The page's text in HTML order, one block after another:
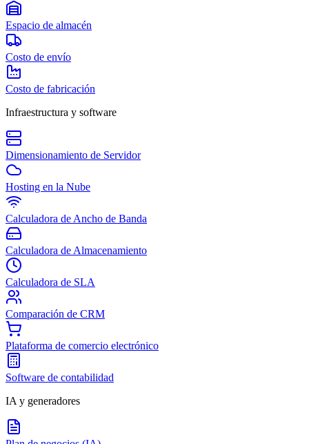
Espacio de almacén
Costo de envío
Costo de fabricación
Infraestructura y software
Dimensionamiento de Servidor
Hosting en la Nube
Calculadora de Ancho de Banda
Calculadora de Almacenamiento
Calculadora de SLA
Comparación de CRM
Plataforma de comercio electrónico
Software de contabilidad
IA y generadores